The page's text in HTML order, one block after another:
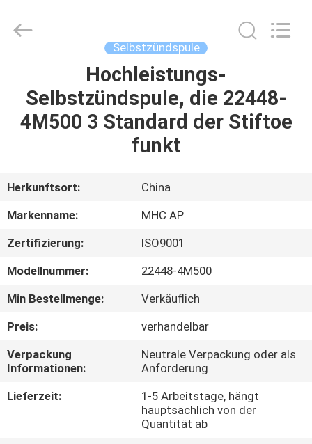
PRODUKTE
UNS
AUSFLUG
QUALITÄTSKONTROLLE
KONTAKTIERE
UNS
Parts
Limited.
Selbstzündspule
Hochleistungs-
Selbstzündspule, die 22448-
4M500 3 Standard der Stiftoe
funkt
Herkunftsort:
China
Markenname:
MHC AP
Zertifizierung:
ISO9001
Modellnummer:
22448-4M500
Min Bestellmenge:
Verkäuflich
Preis:
verhandelbar
Verpackung
Informationen:
Neutrale Verpackung oder als
Anforderung
Lieferzeit:
1-5 Arbeitstage, hängt
hauptsächlich von der
Quantität ab